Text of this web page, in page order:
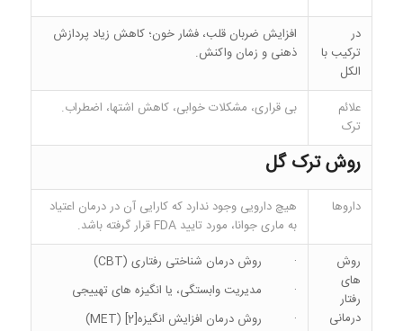
در
ترکیب با
الکل
افزایش ضربان قلب، فشار خون؛ کاهش زیاد پردازش
ذهنی و زمان واکنش.
علائم
ترک
بی قراری، مشکلات خوابی، کاهش اشتها، اضطراب.
روش ترک گل
داروها
هیچ دارویی وجود ندارد که کارایی آن در درمان اعتیاد
به ماری جوانا، مورد تایید FDA قرار گرفته باشد.
روش
های
رفتار
درمانی
· روش درمان شناختی رفتاری (CBT)
· مدیریت وابستگی، یا انگیزه های تهییجی
· روش درمان افزایش انگیزه[2] (MET)